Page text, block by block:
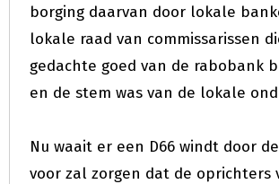
borging daarvan door lokale
lokale raad van commissarissen
gedachte goed van de rabobank
en de stem was van de lokale
Nu waait er een D66 windt door
voor zal zorgen dat de oprichters